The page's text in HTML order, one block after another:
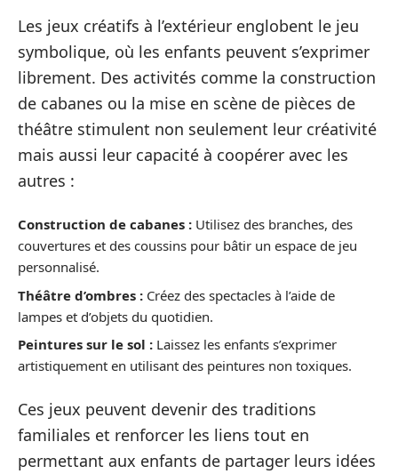
Les jeux créatifs à l’extérieur englobent le jeu
symbolique, où les enfants peuvent s’exprimer
librement. Des activités comme la construction
de cabanes ou la mise en scène de pièces de
théâtre stimulent non seulement leur créativité
mais aussi leur capacité à coopérer avec les
autres :
Construction de cabanes : Utilisez des branches, des
couvertures et des coussins pour bâtir un espace de jeu
personnalisé.
Théâtre d’ombres : Créez des spectacles à l’aide de
lampes et d’objets du quotidien.
Peintures sur le sol : Laissez les enfants s’exprimer
artistiquement en utilisant des peintures non toxiques.
Ces jeux peuvent devenir des traditions
familiales et renforcer les liens tout en
permettant aux enfants de partager leurs idées